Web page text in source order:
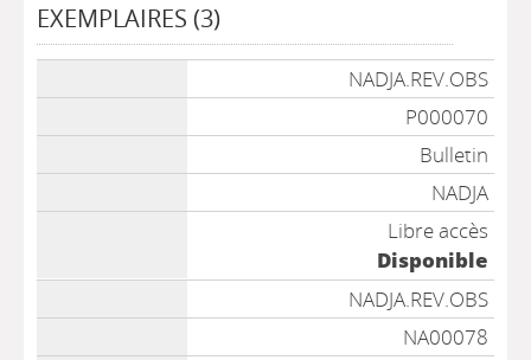
EXEMPLAIRES (3)
NADJA.REV.OBS
P000070
Bulletin
NADJA
Libre accès
Disponible
NADJA.REV.OBS
NA00078